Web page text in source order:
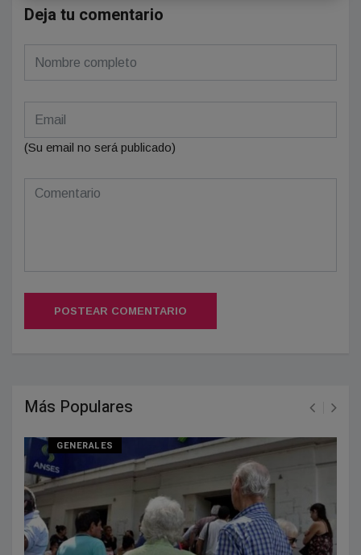
Deja tu comentario
(Su email no será publicado)
POSTEAR COMENTARIO
Más Populares
GENERALES